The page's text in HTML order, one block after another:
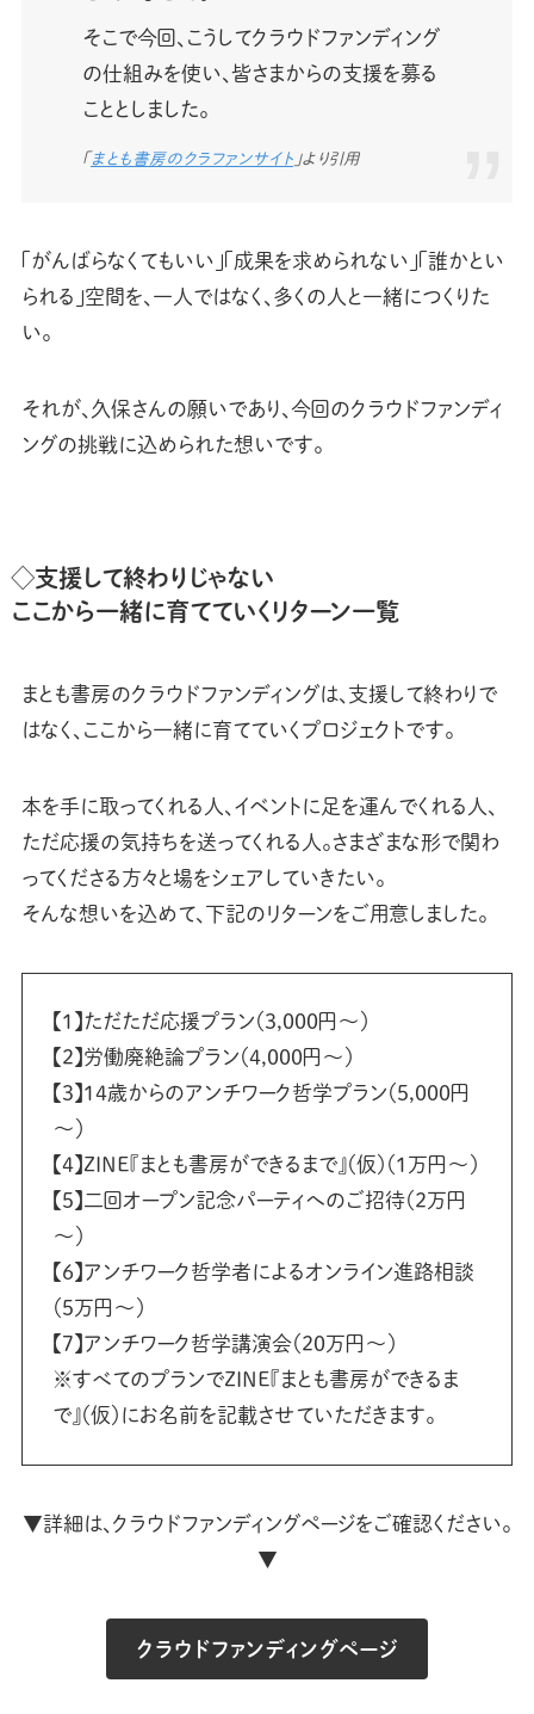
そこで今回、こうしてクラウドファンディング
の仕組みを使い、皆さまからの支援を募る
こととしました。
「まとも書房のクラファンサイト」より引用
「がんばらなくてもいい」「成果を求められない」「誰かとい
られる」空間を、一人ではなく、多くの人と一緒につくりた
い。
それが、久保さんの願いであり、今回のクラウドファンディ
ングの挑戦に込められた想いです。
◇支援して終わりじゃない
ここから一緒に育てていくリターン一覧
まとも書房のクラウドファンディングは、支援して終わりで
はなく、ここから一緒に育てていくプロジェクトです。
本を手に取ってくれる人、イベントに足を運んでくれる人、
ただ応援の気持ちを送ってくれる人。さまざまな形で関わ
ってくださる方々と場をシェアしていきたい。
そんな想いを込めて、下記のリターンをご用意しました。
【1】ただただ応援プラン（3,000円～）
【2】労働廃絶論プラン（4,000円～）
【3】14歳からのアンチワーク哲学プラン（5,000円
～）
【4】ZINE『まとも書房ができるまで』（仮）（1万円～）
【5】二回オープン記念パーティへのご招待（2万円
～）
【6】アンチワーク哲学者によるオンライン進路相談
（5万円～）
【7】アンチワーク哲学講演会（20万円～）
※すべてのプランでZINE『まとも書房ができるま
で』（仮）にお名前を記載させていただきます。
▼詳細は、クラウドファンディングページをご確認ください。
▼
クラウドファンディングページ